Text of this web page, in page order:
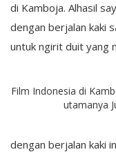
di Kamboja. Alhasil
dengan berjalan kaki
untuk ngirit duit yang
Film Indonesia di
utamanya
dengan berjalan kaki